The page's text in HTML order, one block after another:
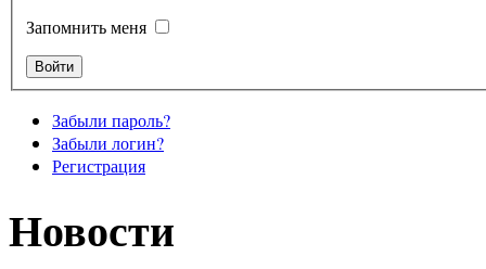
Запомнить меня
Забыли пароль?
Забыли логин?
Регистрация
Новости